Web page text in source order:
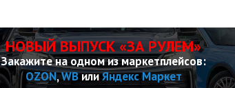
НОВЫЙ ВЫПУСК «ЗА РУЛЕМ»
Закажите на одном из маркетплейсов:
OZON,WBилиЯндекс Маркет